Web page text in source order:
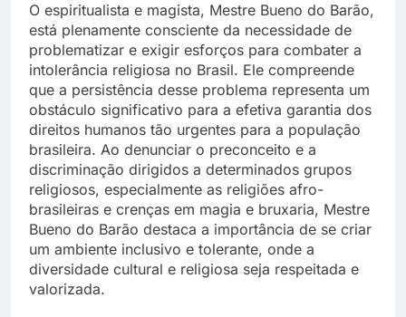
O espiritualista e magista, Mestre Bueno do Barão,
está plenamente consciente da necessidade de
problematizar e exigir esforços para combater a
intolerância religiosa no Brasil. Ele compreende
que a persistência desse problema representa um
obstáculo significativo para a efetiva garantia dos
direitos humanos tão urgentes para a população
brasileira. Ao denunciar o preconceito e a
discriminação dirigidos a determinados grupos
religiosos, especialmente as religiões afro-
brasileiras e crenças em magia e bruxaria, Mestre
Bueno do Barão destaca a importância de se criar
um ambiente inclusivo e tolerante, onde a
diversidade cultural e religiosa seja respeitada e
valorizada.